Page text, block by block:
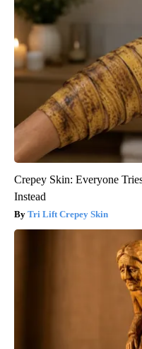
Crepey Skin: Everyone
Instead
Tri Lift Crepey Skin